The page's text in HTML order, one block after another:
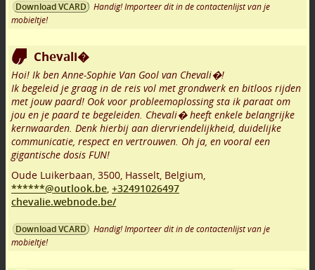
Download VCARD
Handig! Importeer dit in de contactenlijst van je
mobieltje!
Chevali�
Hoi! Ik ben Anne-Sophie Van Gool van Chevali�!
Ik begeleid je graag in de reis vol met grondwerk en bitloos rijden
met jouw paard! Ook voor probleemoplossing sta ik paraat om
jou en je paard te begeleiden. Chevali� heeft enkele belangrijke
kernwaarden. Denk hierbij aan diervriendelijkheid, duidelijke
communicatie, respect en vertrouwen. Oh ja, en vooral een
gigantische dosis FUN!
Oude Luikerbaan, 3500, Hasselt, Belgium,
******@outlook.be, +32491026497
chevalie.webnode.be/
Download VCARD
Handig! Importeer dit in de contactenlijst van je
mobieltje!